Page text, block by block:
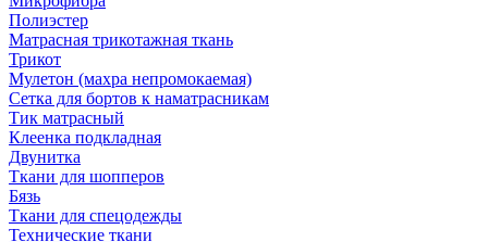
Полиэстер
Матрасная трикотажная ткань
Трикот
Мулетон (махра непромокаемая)
Сетка для бортов к наматрасникам
Тик матрасный
Клеенка подкладная
Двунитка
Ткани для шопперов
Бязь
Ткани для спецодежды
Технические ткани